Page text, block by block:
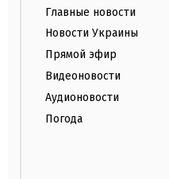
Главные новости
Новости Украины
Прямой эфир
Видеоновости
Аудионовости
Погода